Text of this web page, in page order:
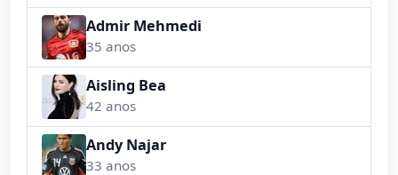
Admir Mehmedi
35 anos
Aisling Bea
42 anos
Andy Najar
33 anos